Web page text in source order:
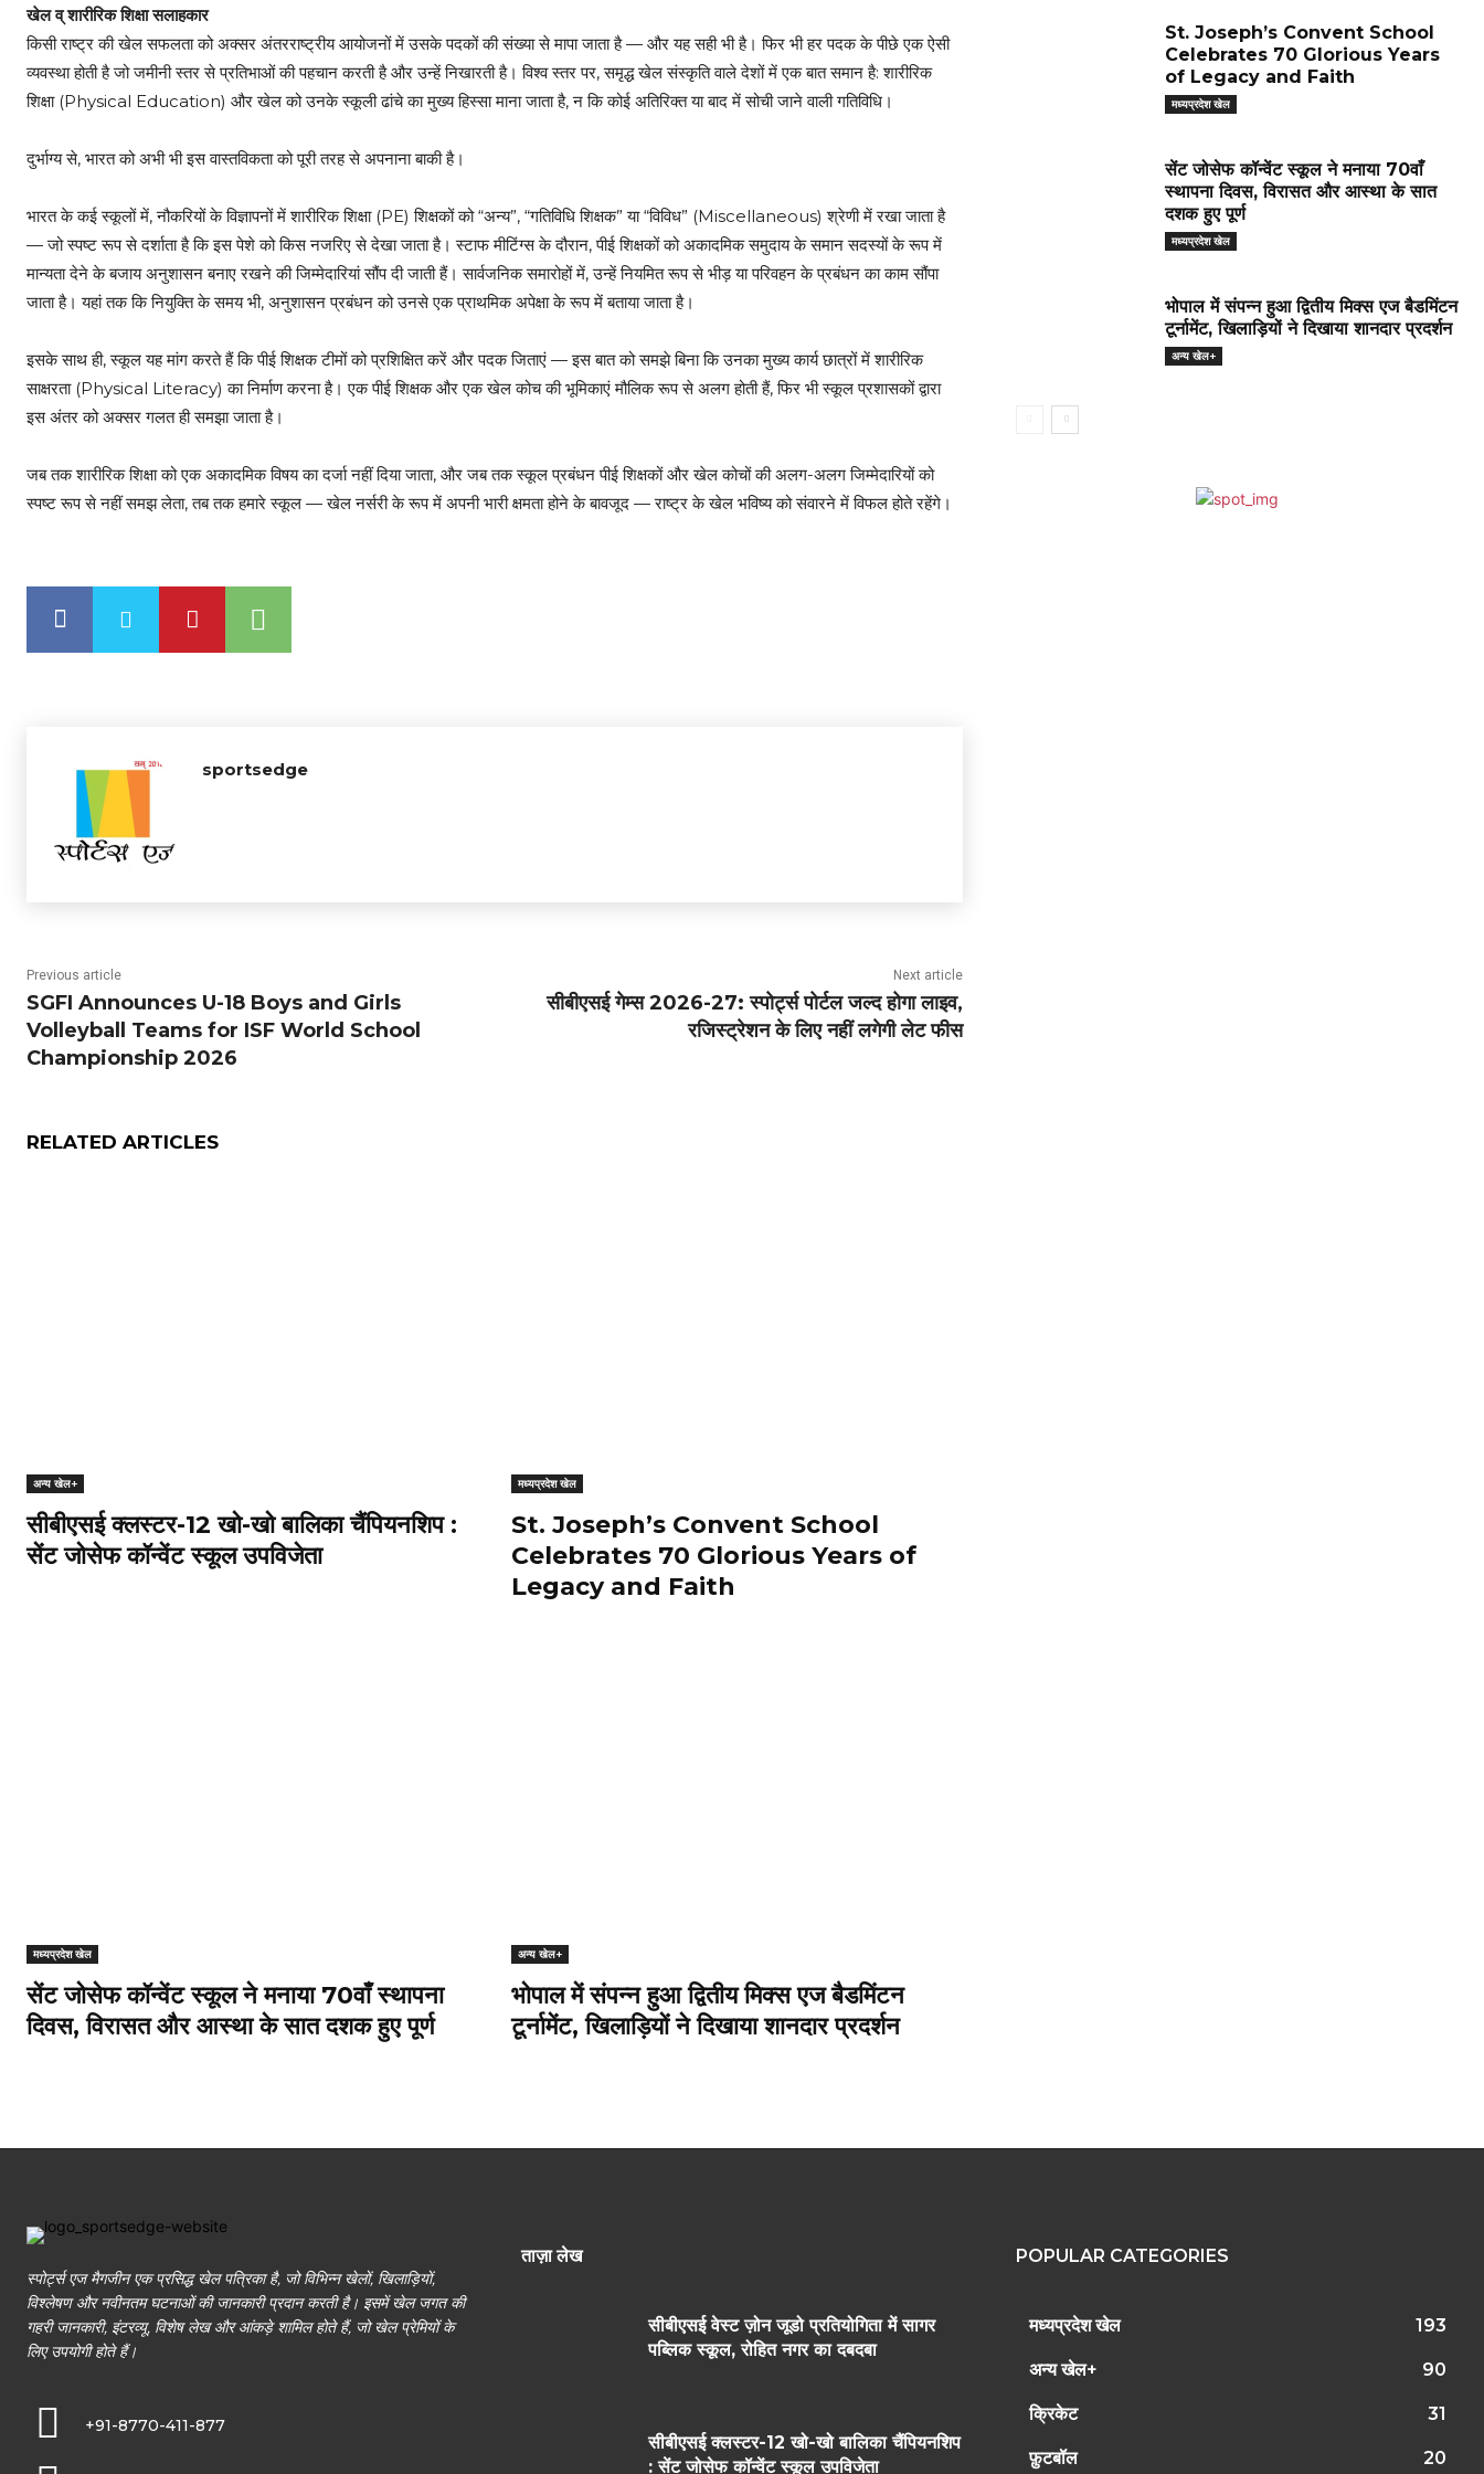
खेल व् शारीरिक शिक्षा सलाहकार
किसी राष्ट्र की खेल सफलता को अक्सर अंतरराष्ट्रीय आयोजनों में उसके पदकों की संख्या से मापा जाता है — और यह सही भी है। फिर भी हर पदक के पीछे एक ऐसी
व्यवस्था होती है जो जमीनी स्तर से प्रतिभाओं की पहचान करती है और उन्हें निखारती है। विश्व स्तर पर, समृद्ध खेल संस्कृति वाले देशों में एक बात समान है: शारीरिक
शिक्षा (Physical Education) और खेल को उनके स्कूली ढांचे का मुख्य हिस्सा माना जाता है, न कि कोई अतिरिक्त या बाद में सोची जाने वाली गतिविधि।
दुर्भाग्य से, भारत को अभी भी इस वास्तविकता को पूरी तरह से अपनाना बाकी है।
भारत के कई स्कूलों में, नौकरियों के विज्ञापनों में शारीरिक शिक्षा (PE) शिक्षकों को “अन्य”, “गतिविधि शिक्षक” या “विविध” (Miscellaneous) श्रेणी में रखा जाता है
— जो स्पष्ट रूप से दर्शाता है कि इस पेशे को किस नजरिए से देखा जाता है। स्टाफ मीटिंग्स के दौरान, पीई शिक्षकों को अकादमिक समुदाय के समान सदस्यों के रूप में
मान्यता देने के बजाय अनुशासन बनाए रखने की जिम्मेदारियां सौंप दी जाती हैं। सार्वजनिक समारोहों में, उन्हें नियमित रूप से भीड़ या परिवहन के प्रबंधन का काम सौंपा
जाता है। यहां तक कि नियुक्ति के समय भी, अनुशासन प्रबंधन को उनसे एक प्राथमिक अपेक्षा के रूप में बताया जाता है।
इसके साथ ही, स्कूल यह मांग करते हैं कि पीई शिक्षक टीमों को प्रशिक्षित करें और पदक जिताएं — इस बात को समझे बिना कि उनका मुख्य कार्य छात्रों में शारीरिक
साक्षरता (Physical Literacy) का निर्माण करना है। एक पीई शिक्षक और एक खेल कोच की भूमिकाएं मौलिक रूप से अलग होती हैं, फिर भी स्कूल प्रशासकों द्वारा
इस अंतर को अक्सर गलत ही समझा जाता है।
जब तक शारीरिक शिक्षा को एक अकादमिक विषय का दर्जा नहीं दिया जाता, और जब तक स्कूल प्रबंधन पीई शिक्षकों और खेल कोचों की अलग-अलग जिम्मेदारियों को
स्पष्ट रूप से नहीं समझ लेता, तब तक हमारे स्कूल — खेल नर्सरी के रूप में अपनी भारी क्षमता होने के बावजूद — राष्ट्र के खेल भविष्य को संवारने में विफल होते रहेंगे।
sportsedge
Previous article
SGFI Announces U-18 Boys and Girls
Volleyball Teams for ISF World School
Championship 2026
Next article
​सीबीएसई गेम्स 2026-27: स्पोर्ट्स पोर्टल जल्द होगा लाइव,
रजिस्ट्रेशन के लिए नहीं लगेगी लेट फीस
RELATED ARTICLES
अन्य खेल+
सीबीएसई क्लस्टर-12 खो-खो बालिका चैंपियनशिप :
सेंट जोसेफ कॉन्वेंट स्कूल उपविजेता
मध्यप्रदेश खेल
St. Joseph’s Convent School
Celebrates 70 Glorious Years of
Legacy and Faith
मध्यप्रदेश खेल
सेंट जोसेफ कॉन्वेंट स्कूल ने मनाया 70वाँ स्थापना
दिवस, विरासत और आस्था के सात दशक हुए पूर्ण
अन्य खेल+
भोपाल में संपन्न हुआ द्वितीय मिक्स एज बैडमिंटन
टूर्नामेंट, खिलाड़ियों ने दिखाया शानदार प्रदर्शन
St. Joseph’s Convent School
Celebrates 70 Glorious Years
of Legacy and Faith
मध्यप्रदेश खेल
सेंट जोसेफ कॉन्वेंट स्कूल ने मनाया 70वाँ
स्थापना दिवस, विरासत और आस्था के सात
दशक हुए पूर्ण
मध्यप्रदेश खेल
भोपाल में संपन्न हुआ द्वितीय मिक्स एज बैडमिंटन
टूर्नामेंट, खिलाड़ियों ने दिखाया शानदार प्रदर्शन
अन्य खेल+
स्पोर्ट्स एज मैगजीन एक प्रसिद्ध खेल पत्रिका है, जो विभिन्न खेलों, खिलाड़ियों,
विश्लेषण और नवीनतम घटनाओं की जानकारी प्रदान करती है। इसमें खेल जगत की
गहरी जानकारी, इंटरव्यू, विशेष लेख और आंकड़े शामिल होते हैं, जो खेल प्रेमियों के
लिए उपयोगी होते हैं।
+91-8770-411-877
ताज़ा लेख
सीबीएसई वेस्ट ज़ोन जूडो प्रतियोगिता में सागर
पब्लिक स्कूल, रोहित नगर का दबदबा
सीबीएसई क्लस्टर-12 खो-खो बालिका चैंपियनशिप
: सेंट जोसेफ कॉन्वेंट स्कूल उपविजेता
POPULAR CATEGORIES
मध्यप्रदेश खेल 193
अन्य खेल+ 90
क्रिकेट 31
फ़ुटबॉल 20